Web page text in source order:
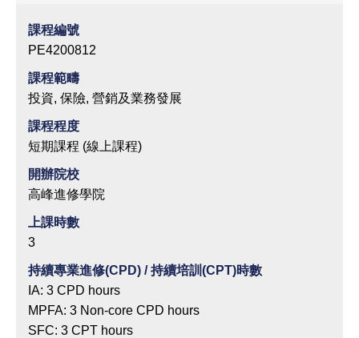
課程編號
PE4200812
課程範疇
投資, 保險, 營銷及業務發展
課程程度
短期課程 (線上課程)
開辦院校
高峰進修學院
上課時數
3
持續專業進修(CPD) / 持續培訓(CPT)時數
IA: 3 CPD hours
MPFA: 3 Non-core CPD hours
SFC: 3 CPT hours